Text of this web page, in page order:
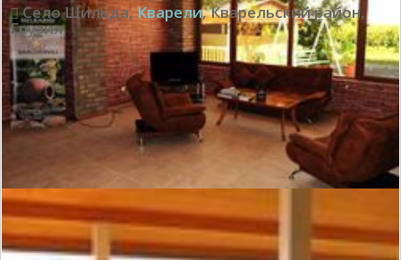
Село Шильда,Кварели,Кварельский район,
Грузия